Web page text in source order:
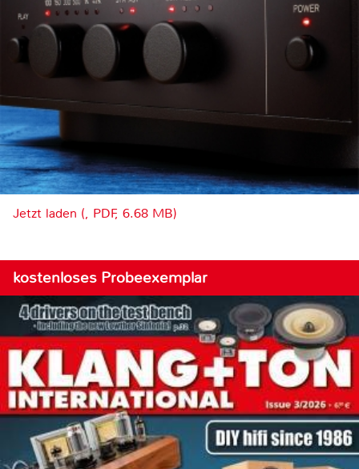
Jetzt laden (, PDF, 6.68 MB)
kostenloses Probeexemplar